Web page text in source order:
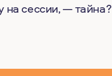
на сессии, — тайна?